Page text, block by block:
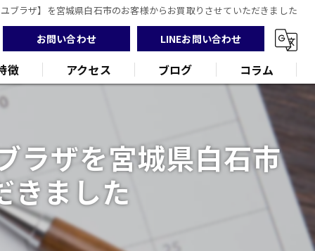
ブラザ】を宮城県白石市のお客様からお買取りさせていただきました
お問い合わせ LINEお問い合わせ
徴 アクセス ブログ コラム
ラザを宮城県白石市
きました